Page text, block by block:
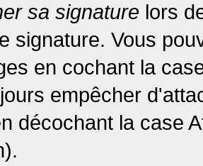
sa signature lors
signature. Vous
en cochant la
empêcher
décochant la case